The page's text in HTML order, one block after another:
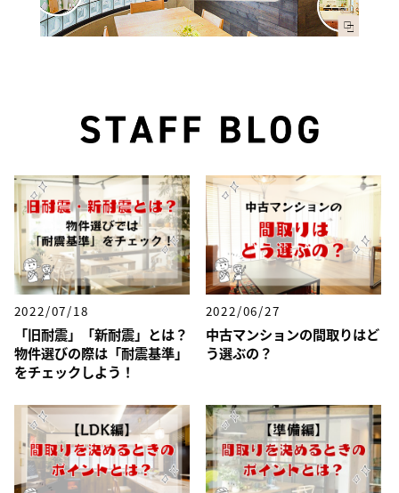
2022/07/18
「旧耐震」「新耐震」とは？
物件選びの際は「耐震基準」
をチェックしよう！
2022/06/27
中古マンションの間取りはど
う選ぶの？